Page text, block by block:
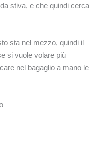
stiva, e che quindi cerca
sta nel mezzo, quindi il
si vuole volare più
nel bagaglio a mano le